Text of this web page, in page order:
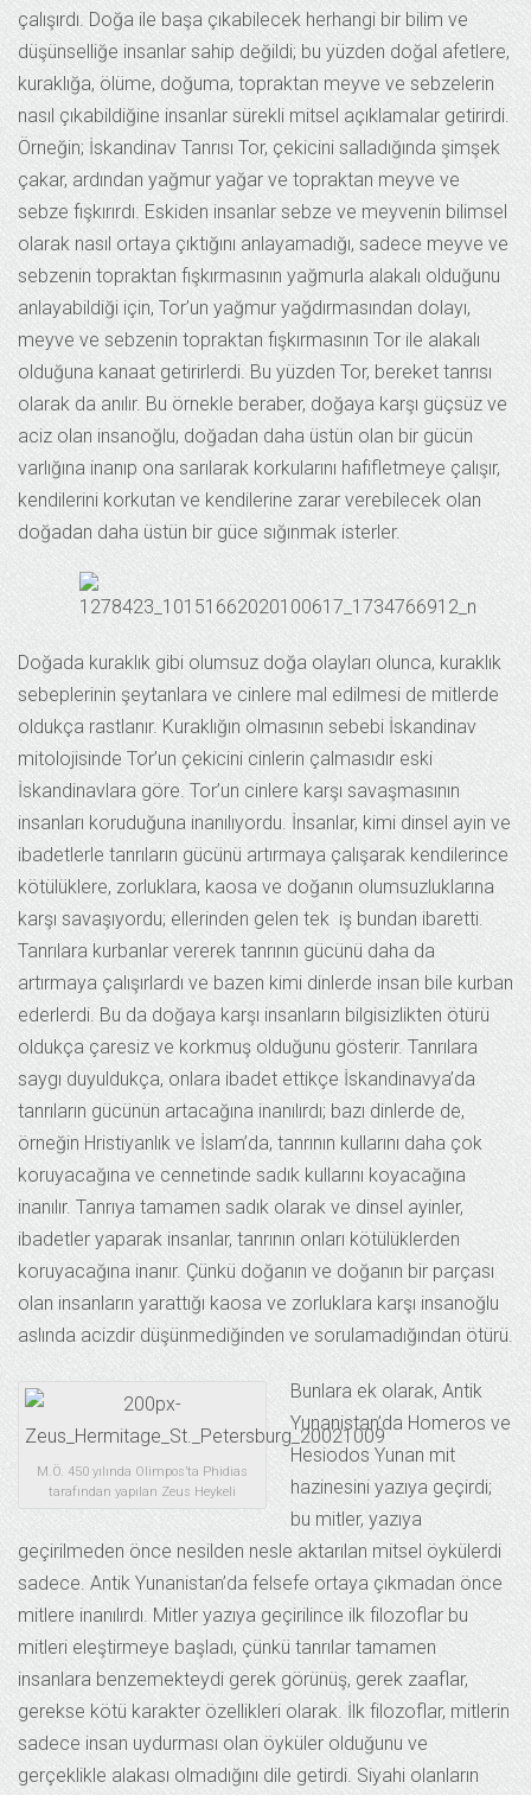
çalışırdı. Doğa ile başa çıkabilecek herhangi bir bilim ve
düşünselliğe insanlar sahip değildi; bu yüzden doğal afetlere,
kuraklığa, ölüme, doğuma, topraktan meyve ve sebzelerin
nasıl çıkabildiğine insanlar sürekli mitsel açıklamalar getirirdi.
Örneğin; İskandinav Tanrısı Tor, çekicini salladığında şimşek
çakar, ardından yağmur yağar ve topraktan meyve ve
sebze fışkırırdı. Eskiden insanlar sebze ve meyvenin bilimsel
olarak nasıl ortaya çıktığını anlayamadığı, sadece meyve ve
sebzenin topraktan fışkırmasının yağmurla alakalı olduğunu
anlayabildiği için, Tor’un yağmur yağdırmasından dolayı,
meyve ve sebzenin topraktan fışkırmasının Tor ile alakalı
olduğuna kanaat getirirlerdi. Bu yüzden Tor, bereket tanrısı
olarak da anılır. Bu örnekle beraber, doğaya karşı güçsüz ve
aciz olan insanoğlu, doğadan daha üstün olan bir gücün
varlığına inanıp ona sarılarak korkularını hafifletmeye çalışır,
kendilerini korkutan ve kendilerine zarar verebilecek olan
doğadan daha üstün bir güce sığınmak isterler.
Doğada kuraklık gibi olumsuz doğa olayları olunca, kuraklık
sebeplerinin şeytanlara ve cinlere mal edilmesi de mitlerde
oldukça rastlanır. Kuraklığın olmasının sebebi İskandinav
mitolojisinde Tor’un çekicini cinlerin çalmasıdır eski
İskandinavlara göre. Tor’un cinlere karşı savaşmasının
insanları koruduğuna inanılıyordu. İnsanlar, kimi dinsel ayin ve
ibadetlerle tanrıların gücünü artırmaya çalışarak kendilerince
kötülüklere, zorluklara, kaosa ve doğanın olumsuzluklarına
karşı savaşıyordu; ellerinden gelen tek iş bundan ibaretti.
Tanrılara kurbanlar vererek tanrının gücünü daha da
artırmaya çalışırlardı ve bazen kimi dinlerde insan bile kurban
ederlerdi. Bu da doğaya karşı insanların bilgisizlikten ötürü
oldukça çaresiz ve korkmuş olduğunu gösterir. Tanrılara
saygı duyuldukça, onlara ibadet ettikçe İskandinavya’da
tanrıların gücünün artacağına inanılırdı; bazı dinlerde de,
örneğin Hristiyanlık ve İslam’da, tanrının kullarını daha çok
koruyacağına ve cennetinde sadık kullarını koyacağına
inanılır. Tanrıya tamamen sadık olarak ve dinsel ayinler,
ibadetler yaparak insanlar, tanrının onları kötülüklerden
koruyacağına inanır. Çünkü doğanın ve doğanın bir parçası
olan insanların yarattığı kaosa ve zorluklara karşı insanoğlu
aslında acizdir düşünmediğinden ve sorulamadığından ötürü.
M.Ö. 450 yılında Olimpos’ta Phidias
tarafından yapılan Zeus Heykeli
Bunlara ek olarak, Antik
Yunanistan’da Homeros ve
Hesiodos Yunan mit
hazinesini yazıya geçirdi;
bu mitler, yazıya
geçirilmeden önce nesilden nesle aktarılan mitsel öykülerdi
sadece. Antik Yunanistan’da felsefe ortaya çıkmadan önce
mitlere inanılırdı. Mitler yazıya geçirilince ilk filozoflar bu
mitleri eleştirmeye başladı, çünkü tanrılar tamamen
insanlara benzemekteydi gerek görünüş, gerek zaaflar,
gerekse kötü karakter özellikleri olarak. İlk filozoflar, mitlerin
sadece insan uydurması olan öyküler olduğunu ve
gerçeklikle alakası olmadığını dile getirdi. Siyahi olanların